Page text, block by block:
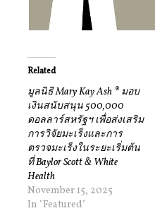
Related
มูลนิธิ Mary Kay Ash ® มอบ
เงินสนับสนุน 500,000
ดอลลาร์สหรัฐฯ เพื่อส่งเสริม
การวิจัยมะเร็งและการ
ตรวจมะเร็งในระยะเริ่มต้น
ที่ Baylor Scott & White
Health
November 15, 2025
In "Featured"